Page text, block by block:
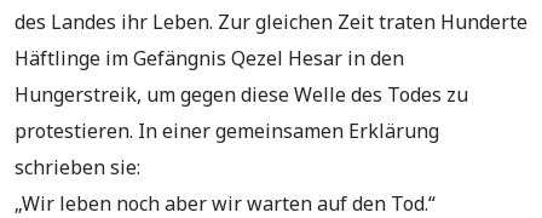
des Landes ihr Leben. Zur gleichen Zeit traten Hunderte
Häftlinge im Gefängnis Qezel Hesar in den
Hungerstreik, um gegen diese Welle des Todes zu
protestieren. In einer gemeinsamen Erklärung
schrieben sie:
„Wir leben noch aber wir warten auf den Tod.“